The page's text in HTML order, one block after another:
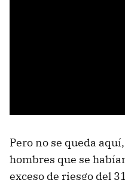
Pero no se queda
hombres que se
exceso de riesgo del